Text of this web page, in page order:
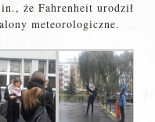
że Fahrenheit urodził
meteorologiczne.